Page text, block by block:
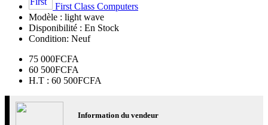
First Class Computers
Modèle : light wave
Disponibilité : En Stock
Condition: Neuf
75 000FCFA
60 500FCFA
H.T : 60 500FCFA
Information du vendeur